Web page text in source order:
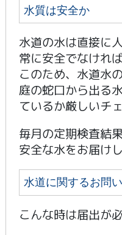
水質は安全か
水道の水は直接に
常に安全でなけれ
このため、水道水
庭の蛇口から出る
ているか厳しいチ
毎月の定期検査結
安全な水をお届け
水道に関するお問
こんな時は届出が